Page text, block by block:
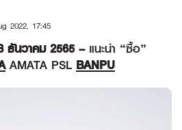
2022, 17:45
ธันวาคม 2565 –แนะนำ “ซื้อ”
AMATA PSLBANPU